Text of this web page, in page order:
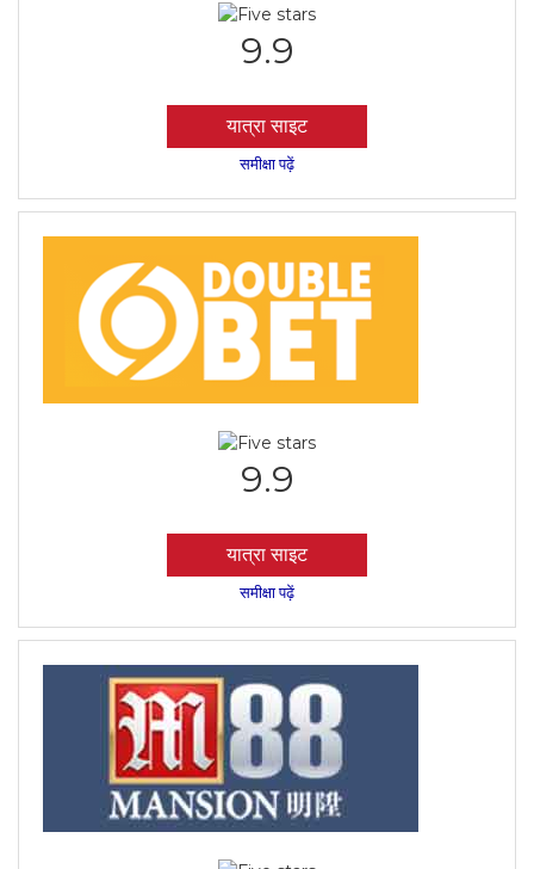
9.9
यात्रा साइट
समीक्षा पढ़ें
9.9
यात्रा साइट
समीक्षा पढ़ें